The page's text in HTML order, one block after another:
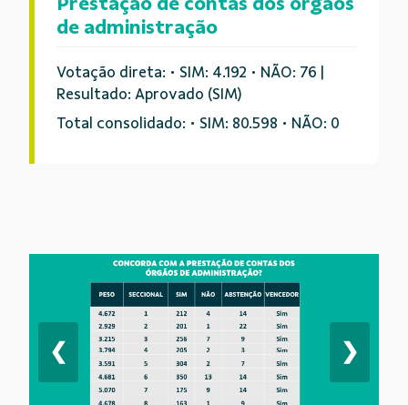
de administração
Votação direta: • SIM: 4.192 • NÃO: 76 |
Resultado: Aprovado (SIM)
Total consolidado: • SIM: 80.598 • NÃO: 0
❮ ❯